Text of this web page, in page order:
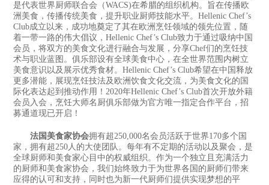
是代表世界厨师联合会（WACS)在希腊的组织机构。旨在传播欧
洲美食，传播传统美食，提升职业厨师技能水平。Hellenic Chef’s
Club成立以来，成功地奠定了其在欧洲烹饪领域的领先位置，随
着一带一路的伟大倡议，Hellenic Chef’s Club致力于通过吸纳中国
会员，将双方的美食文化进行融合与发展，分享Chef们的烹饪技
术与职业蓝图。俱乐部设有全球美食中心，在全世界范围内树立
美食意识以及展示优秀食材。Hellenic Chef’s Club希望在中国释放
更多潜能，展现烹饪技法及欧洲饮食文化交流，为美食文化的国
际化表达起到推动作用！2020年Hellenic Chef’s Club首次开放外籍
会员入会，烹饪大师名厨俱乐部做为官方唯一指定合作平台，招
募通道现已开启！
法国美食家协会拥有超250,000名会员活跃于世界170多个国
家，拥有超250人的大使团队。每年有不定期的活动以及聚会，是
全球厨师和美食家心目中的权威组织。作为一个独立且充满活力
的厨师和美食家协会，我们始终致力于为世界各国的厨师们带来
应得的认可和支持，同时也为新一代厨师们提供实现梦想的平